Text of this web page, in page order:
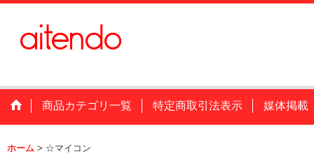
商品カテゴリ一覧 特定商取引法表示 媒体掲載
ホーム > ☆マイコン